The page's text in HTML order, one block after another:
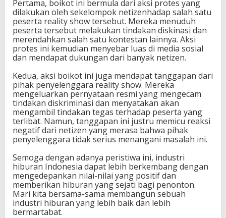
Pertama, boikot ini bermula dari aksi protes yang
dilakukan oleh sekelompok netizenhadap salah satu
peserta reality show tersebut. Mereka menuduh
peserta tersebut melakukan tindakan diskinasi dan
merendahkan salah satu kontestan lainnya. Aksi
protes ini kemudian menyebar luas di media sosial
dan mendapat dukungan dari banyak netizen.
Kedua, aksi boikot ini juga mendapat tanggapan dari
pihak penyelenggara reality show. Mereka
mengeluarkan pernyataan resmi yang mengecam
tindakan diskriminasi dan menyatakan akan
mengambil tindakan tegas terhadap peserta yang
terlibat. Namun, tanggapan ini justru memicu reaksi
negatif dari netizen yang merasa bahwa pihak
penyelenggara tidak serius menangani masalah ini.
Semoga dengan adanya peristiwa ini, industri
hiburan Indonesia dapat lebih berkembang dengan
mengedepankan nilai-nilai yang positif dan
memberikan hiburan yang sejati bagi penonton.
Mari kita bersama-sama membangun sebuah
industri hiburan yang lebih baik dan lebih
bermartabat.